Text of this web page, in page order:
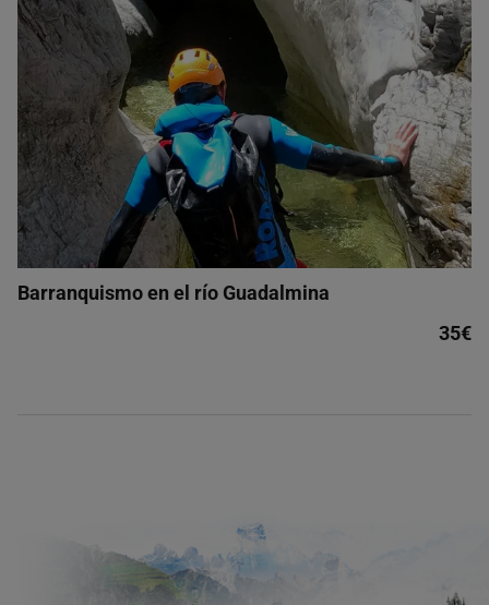
Barranquismo en el río Guadalmina
35€